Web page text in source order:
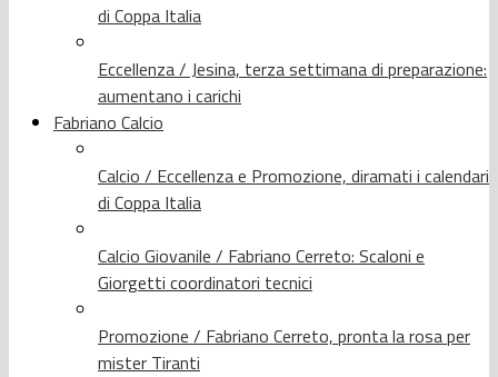
di Coppa Italia
Eccellenza / Jesina, terza settimana di preparazione:
aumentano i carichi
Fabriano Calcio
Calcio / Eccellenza e Promozione, diramati i calendari
di Coppa Italia
Calcio Giovanile / Fabriano Cerreto: Scaloni e
Giorgetti coordinatori tecnici
Promozione / Fabriano Cerreto, pronta la rosa per
mister Tiranti